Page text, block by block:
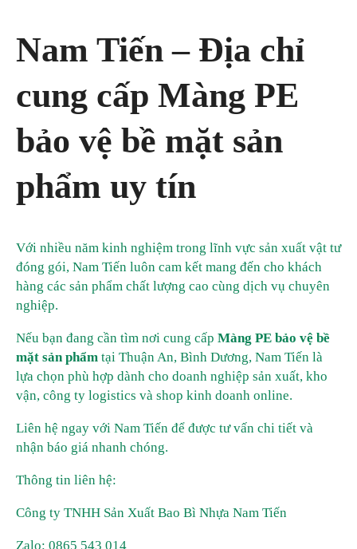
Nam Tiến – Địa chỉ
cung cấp Màng PE
bảo vệ bề mặt sản
phẩm uy tín
Với nhiều năm kinh nghiệm trong lĩnh vực sản xuất vật tư
đóng gói, Nam Tiến luôn cam kết mang đến cho khách
hàng các sản phẩm chất lượng cao cùng dịch vụ chuyên
nghiệp.
Nếu bạn đang cần tìm nơi cung cấp Màng PE bảo vệ bề
mặt sản phẩm tại Thuận An, Bình Dương, Nam Tiến là
lựa chọn phù hợp dành cho doanh nghiệp sản xuất, kho
vận, công ty logistics và shop kinh doanh online.
Liên hệ ngay với Nam Tiến để được tư vấn chi tiết và
nhận báo giá nhanh chóng.
Thông tin liên hệ:
Công ty TNHH Sản Xuất Bao Bì Nhựa Nam Tiến
Zalo: 0865 543 014